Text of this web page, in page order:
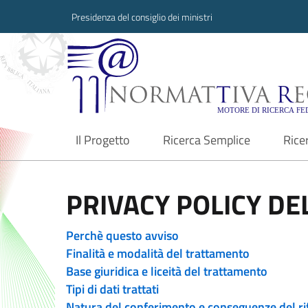
Presidenza del consiglio dei ministri
Normattiva
Il Progetto
current Ricerca Semplice
PRIVACY POLICY
Perchè questo avviso
Finalità e modalità del trattamento
Base giuridica e liceità del trattamento
Tipi di dati trattati